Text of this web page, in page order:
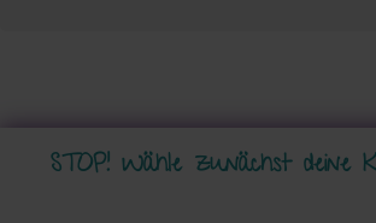
STOP! Wähle zunächst